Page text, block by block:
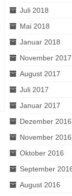
Juli 2018
Mai 2018
Januar 2018
November 2017
August 2017
Juli 2017
Januar 2017
Dezember 2016
November 2016
Oktober 2016
September
August 2016